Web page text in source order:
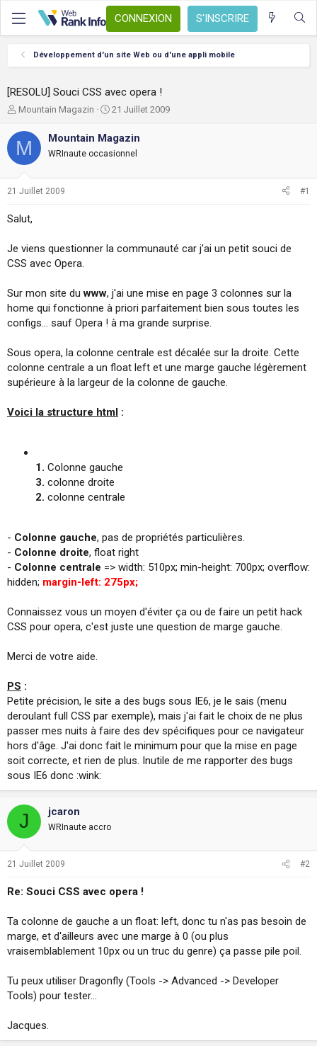
CONNEXION S'INSCRIRE
Développement d'un site Web ou d'une appli mobile
[RESOLU] Souci CSS avec opera !
A
t
e
d
a
s
s
s
i
n
Mountain Magazin
D
t
e
d
21 Juillet 2009
M Mountain Magazin
WRInaute occasionnel
21 Juillet 2009 #1
Salut,
Je viens questionner la communauté car j'ai un petit souci de
CSS avec Opera.
Sur mon site duwww, j'ai une mise en page 3 colonnes sur la
home qui fonctionne à priori parfaitement bien sous toutes les
configs... sauf Opera ! à ma grande surprise.
Sous opera, la colonne centrale est décalée sur la droite. Cette
colonne centrale a un float left et une marge gauche légèrement
supérieure à la largeur de la colonne de gauche.
Voici la structure html :
1. Colonne gauche
3. colonne droite
2. colonne centrale
- Colonne gauche, pas de propriétés particulières.
- Colonne droite, float right
- Colonne centrale => width: 510px; min-height: 700px; overflow:
hidden; margin-left: 275px;
Connaissez vous un moyen d'éviter ça ou de faire un petit hack
CSS pour opera, c'est juste une question de marge gauche.
Merci de votre aide.
PS :
Petite précision, le site a des bugs sous IE6, je le sais (menu
deroulant full CSS par exemple), mais j'ai fait le choix de ne plus
passer mes nuits à faire des dev spécifiques pour ce navigateur
hors d'âge. J'ai donc fait le minimum pour que la mise en page
soit correcte, et rien de plus. Inutile de me rapporter des bugs
sous IE6 donc :wink:
J jcaron
WRInaute accro
21 Juillet 2009 #2
Re: Souci CSS avec opera !
Ta colonne de gauche a un float: left, donc tu n'as pas besoin de
marge, et d'ailleurs avec une marge à 0 (ou plus
vraisemblablement 10px ou un truc du genre) ça passe pile poil.
Tu peux utiliser Dragonfly (Tools -> Advanced -> Developer
Tools) pour tester...
Jacques.